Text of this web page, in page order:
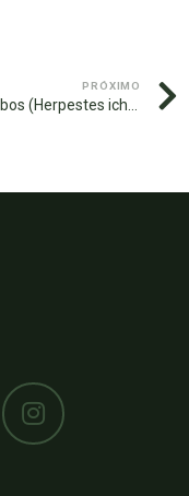
PRÓXIMO
Sacarrabos (Herpestes ichneumon)